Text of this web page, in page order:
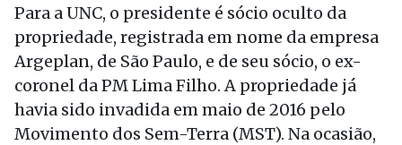
Para a UNC, o presidente é sócio oculto da
propriedade, registrada em nome da empresa
Argeplan, de São Paulo, e de seu sócio, o ex-
coronel da PM Lima Filho. A propriedade já
havia sido invadida em maio de 2016 pelo
Movimento dos Sem-Terra (MST). Na ocasião,